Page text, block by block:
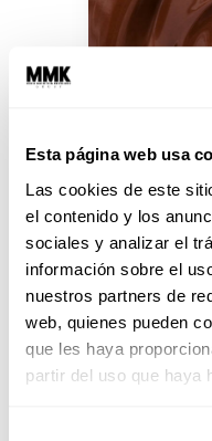
Esta página web usa
Las cookies de este
el contenido y los
sociales y analizar el
información sobre el
nuestros partners de
web, quienes pueden
que les haya
partir del uso que haya
Día
Una
chocolate
cata con
ha